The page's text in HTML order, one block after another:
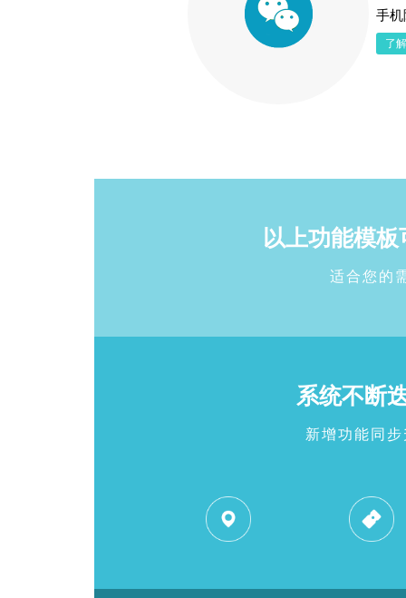
手
了
以上功能模
适合您的
系统不断
新增功能同